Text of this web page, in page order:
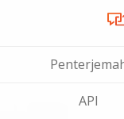
API